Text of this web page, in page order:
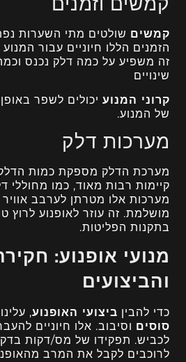
קמשים שולטים מתי השערות
הזמנים הללו חיוניים עבור
זה משפיע על כמה דלק נכנס
שינויים
קרוני המנוע יכולים לשפר
של המנוע.
מערכות דלק
מערכת הדלק מספקת כמות
קיימות רבות מאוד, כמו מחוללי
מערכות אלו מטרתן לערבב אוויר
מושלמת. זה עוזר לאופנוע לרוץ
בתקנות הפליטות.
מנועי אופנוע:
והביצועים
כדי להבין ביצועי האופנוע,
סוסים וסיבוב. אלו חיוניים
לכביש. תפקידו של מס/דקות
לרוכבים לקבל את המרב